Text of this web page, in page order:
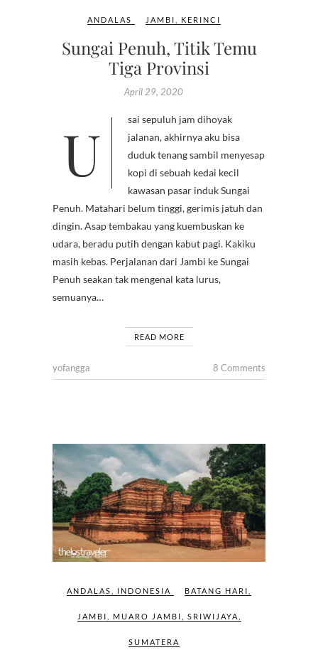
ANDALAS JAMBI KERINCI
Sungai Penuh, Titik Temu
Tiga Provinsi
April 29, 2020
Usai sepuluh jam dihoyak
jalanan, akhirnya aku bisa
duduk tenang sambil menyesap
kopi di sebuah kedai kecil
kawasan pasar induk Sungai
Penuh. Matahari belum tinggi, gerimis jatuh dan
dingin. Asap tembakau yang kuembuskan ke
udara, beradu putih dengan kabut pagi. Kakiku
masih kebas. Perjalanan dari Jambi ke Sungai
Penuh seakan tak mengenal kata lurus,
semuanya…
READ MORE
yofangga 8 Comments
ANDALAS INDONESIA BATANG HARI
JAMBI MUARO JAMBI SRIWIJAYA
SUMATERA